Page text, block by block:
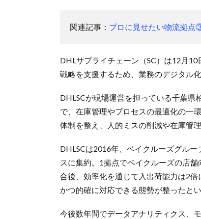
関連記事： プロに見せたい物流拠点
DHLサプライチェーン（SC）は12月
戦略を支援するため、業務のデジタル
DHLSCが現場運営を担っている千葉県
で、在庫管理やプロセスの最適化の一
体制を整え、人的ミスの削減や在庫管
DHLSCは2016年、ベイクルーズグル
スに集約。1拠点でベイクルーズの店
合後、効率化を通じて入出荷能力は2
かつ的確に対応できる態勢が整ったとい
今後数年間でデータアナリティクス、